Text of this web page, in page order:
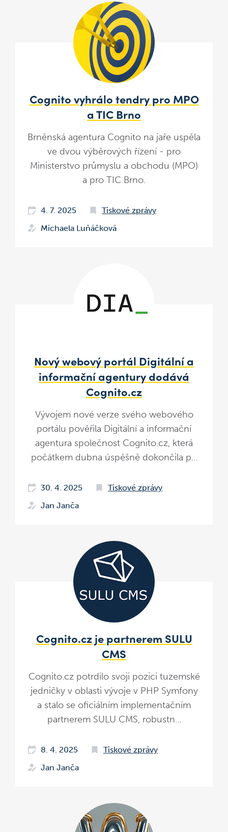
Cognito vyhrálo tendry pro MPO
a TIC Brno
Brněnská agentura Cognito na jaře uspěla
ve dvou výběrových řízení - pro
Ministerstvo průmyslu a obchodu (MPO)
a pro TIC Brno.
4. 7. 2025
Tiskové zprávy
Michaela Luňáčková
Nový webový portál Digitální a
informační agentury dodává
Cognito.cz
Vývojem nové verze svého webového
portálu pověřila Digitální a informační
agentura společnost Cognito.cz, která
počátkem dubna úspěšně dokončila p...
30. 4. 2025
Tiskové zprávy
Jan Janča
Cognito.cz je partnerem SULU
CMS
Cognito.cz potrdilo svoji pozici tuzemské
jedničky v oblasti vývoje v PHP Symfony
a stalo se oficiálním implementačním
partnerem SULU CMS, robustn...
8. 4. 2025
Tiskové zprávy
Jan Janča